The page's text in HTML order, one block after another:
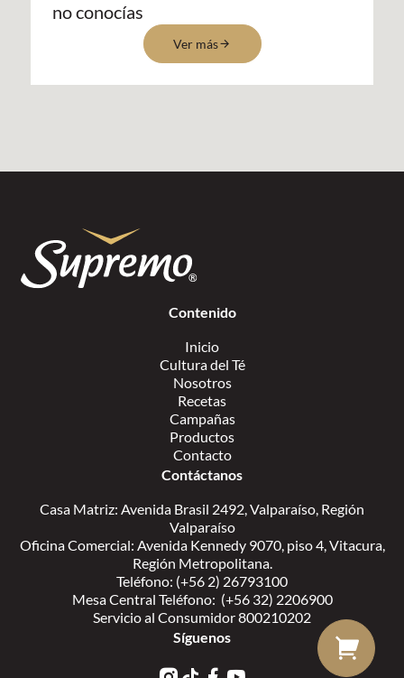
no conocías
Ver más
Contenido
Inicio
Cultura del Té
Nosotros
Recetas
Campañas
Productos
Contacto
Contáctanos
Casa Matriz: Avenida Brasil 2492, Valparaíso, Región
Valparaíso
Oficina Comercial: Avenida Kennedy 9070, piso 4, Vitacura,
Región Metropolitana.
Teléfono: (+56 2) 26793100
Mesa Central Teléfono: (+56 32) 2206900
Servicio al Consumidor 800210202
Síguenos